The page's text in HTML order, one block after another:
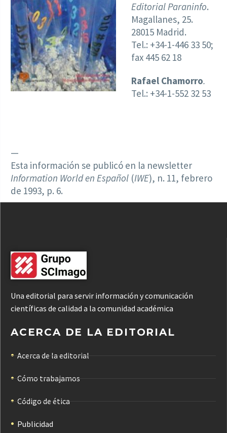
Editorial Paraninfo.
Magallanes, 25.
28015 Madrid.
Tel.: +34-1-446 33 50;
fax 445 62 18
Rafael Chamorro.
Tel.: +34-1-552 32 53
—
Esta información se publicó en la newsletter
Information World en Español (IWE), n. 11, febrero
de 1993, p. 6.
Una editorial para servir información y comunicación
científicas de calidad a la comunidad académica
ACERCA DE LA EDITORIAL
Acerca de la editorial
Cómo trabajamos
Código de ética
Publicidad